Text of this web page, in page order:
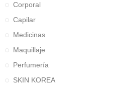
Corporal
Capilar
Medicinas
Maquillaje
Perfumería
SKIN KOREA